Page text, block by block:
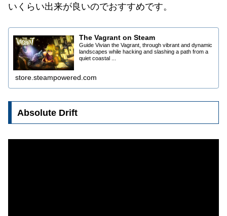
いくらい出来が良いのでおすすめです。
The Vagrant on Steam
Guide Vivian the Vagrant, through vibrant and dynamic
landscapes while hacking and slashing a path from a
quiet coastal ...
store.steampowered.com
Absolute Drift